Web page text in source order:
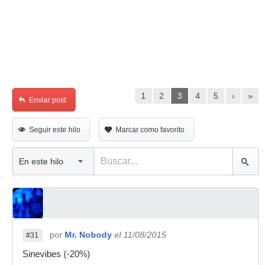
1 2 3 4 5 › »
Enviar post
Seguir este hilo Marcar como favorito
#31 por Mr. Nobody el 11/08/2015
Sinevibes (-20%)